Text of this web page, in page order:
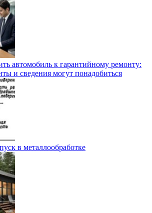
автомобиль к гарантийному ремонту:
и сведения могут понадобиться
в металлообработке